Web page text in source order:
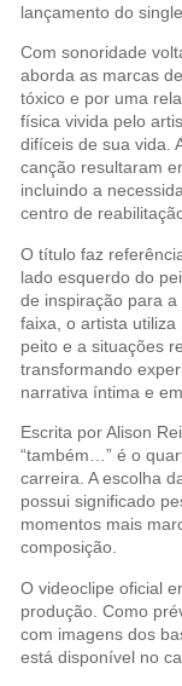
lançamento do single
Com sonoridade
aborda as marcas
tóxico e por uma
física vivida pelo
difíceis de sua vida.
canção resultaram
incluindo a
centro de
O título faz
lado esquerdo do
de inspiração para
faixa, o artista
peito e a situações
transformando
narrativa íntima e
Escrita por Alison
“também…” é o
carreira. A escolha
possui significado
momentos mais
composição.
O videoclipe oficial
produção. Como
com imagens dos
está disponível no